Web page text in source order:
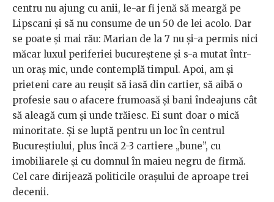
centru nu ajung cu anii, le-ar fi jenă să meargă pe
Lipscani şi să nu consume de un 50 de lei acolo. Dar
se poate şi mai rău: Marian de la 7 nu şi-a permis nici
măcar luxul periferiei bucureştene şi s-a mutat într-
un oraş mic, unde contemplă timpul. Apoi, am şi
prieteni care au reuşit să iasă din cartier, să aibă o
profesie sau o afacere frumoasă şi bani îndeajuns cât
să aleagă cum şi unde trăiesc. Ei sunt doar o mică
minoritate. Şi se luptă pentru un loc în centrul
Bucureştiului, plus încă 2-3 cartiere „bune”, cu
imobiliarele şi cu domnul în maieu negru de firmă.
Cel care dirijează politicile oraşului de aproape trei
decenii.